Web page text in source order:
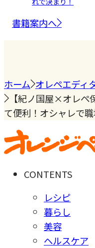
書籍案内へ
ホーム オレペエディ
【紀ノ国屋×オレぺ
て便利！オシャレで
CONTENTS
レシピ
暮らし
美容
ヘルスケア